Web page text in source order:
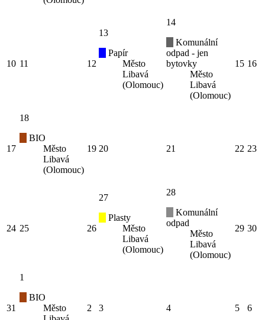
10 11 12
13
Papír
Město
Libavá
(Olomouc)
14
Komunální
odpad - jen
bytovky
Město
Libavá
(Olomouc)
15 16
17
18
BIO
Město
Libavá
(Olomouc)
19 20 21 22 23
24 25 26
27
Plasty
Město
Libavá
(Olomouc)
28
Komunální
odpad
Město
Libavá
(Olomouc)
29 30
31
1
BIO
Město
2 3 4 5 6